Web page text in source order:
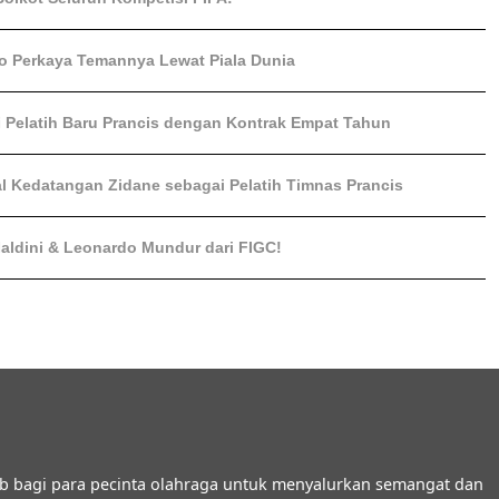
Perkaya Temannya Lewat Piala Dunia
Baru Prancis dengan Kontrak Empat Tahun
Kedatangan Zidane sebagai Pelatih Timnas Prancis
& Leonardo Mundur dari FIGC!
para pecinta olahraga untuk menyalurkan semangat dan